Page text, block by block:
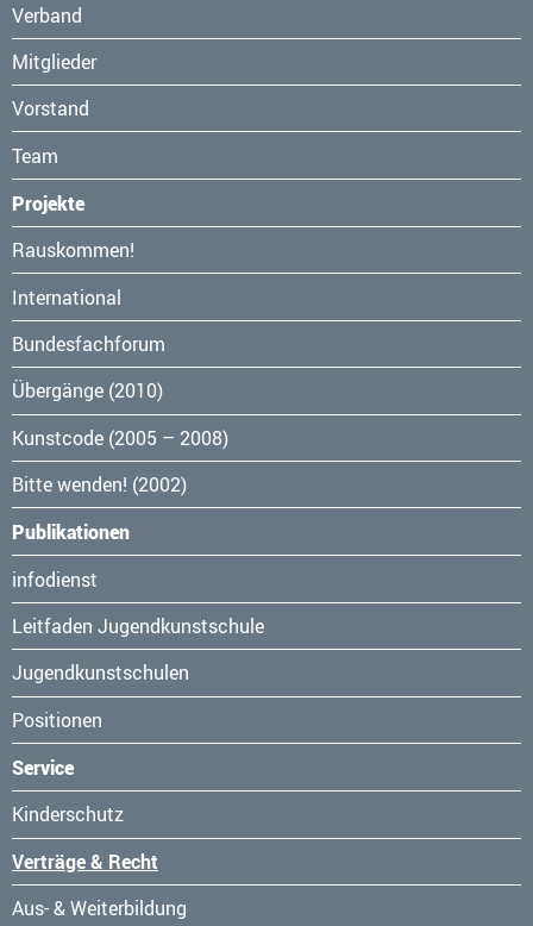
Verband
Mitglieder
Vorstand
Team
Projekte
Navigation
überspringen
Rauskommen!
International
Bundesfachforum
Übergänge (2010)
Kunstcode (2005 – 2008)
Bitte wenden! (2002)
Publikationen
Navigation
überspringen
infodienst
Leitfaden Jugendkunstschule
Jugendkunstschulen
Positionen
Service
Navigation
überspringen
Kinderschutz
Verträge & Recht
Aus- & Weiterbildung